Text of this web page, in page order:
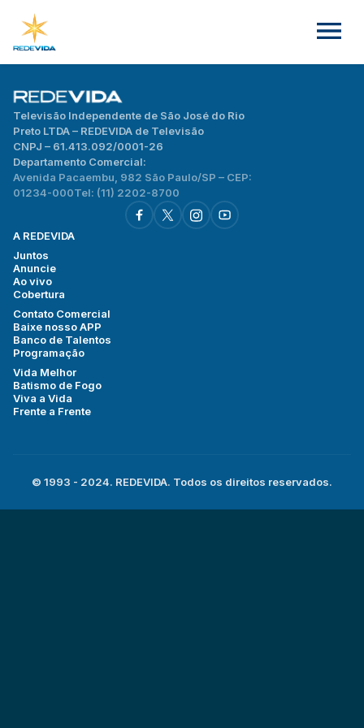
Televisão Independente de São José do Rio
Preto LTDA – REDEVIDA de Televisão
CNPJ – 61.413.092/0001-26
Departamento Comercial:
Avenida Pacaembu, 982 São Paulo/SP – CEP:
01234-000Tel: (11) 2202-8700
A REDEVIDA
Juntos
Anuncie
Ao vivo
Cobertura
Contato Comercial
Baixe nosso APP
Banco de Talentos
Programação
Vida Melhor
Batismo de Fogo
Viva a Vida
Frente a Frente
© 1993 - 2024. REDEVIDA. Todos os direitos reservados.